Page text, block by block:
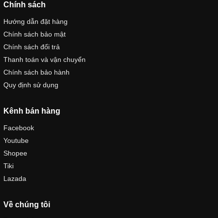
Chính sách
Hướng dẫn đặt hàng
Chính sách bảo mật
Chính sách đổi trả
Thanh toán và vận chuyển
Chính sách bảo hành
Quy định sử dụng
Kênh bán hàng
Facebook
Youtube
Shopee
Tiki
Lazada
Về chúng tôi